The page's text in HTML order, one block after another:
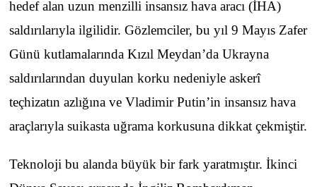
hedef alan uzun menzilli insansız hava aracı (İHA)
saldırılarıyla ilgilidir. Gözlemciler, bu yıl 9 Mayıs Zafer
Günü kutlamalarında Kızıl Meydan’da Ukrayna
saldırılarından duyulan korku nedeniyle askerî
teçhizatın azlığına ve Vladimir Putin’in insansız hava
araçlarıyla suikasta uğrama korkusuna dikkat çekmiştir.
Teknoloji bu alanda büyük bir fark yaratmıştır. İkinci